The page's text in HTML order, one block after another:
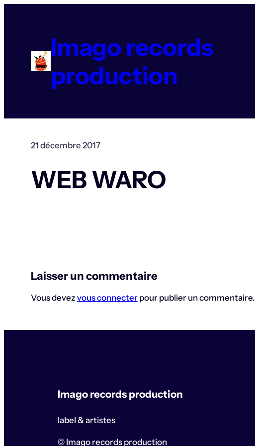
Imago records
production
21 décembre 2017
WEB WARO
Laisser un commentaire
Vous devez vous connecterpour publier un commentaire.
Imago records production
label & artistes
© Imago records production